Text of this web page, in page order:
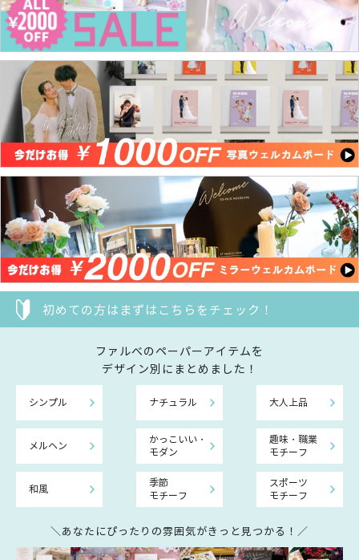
初めての方はまずはこちらをチェック！
ファルべのペーパーアイテムを
デザイン別にまとめました！
シンプル ナチュラル 大人上品
メルヘン
かっこいい・
モダン
趣味・職業
モチーフ
和風
季節
モチーフ
スポーツ
モチーフ
＼あなたにぴったりの雰囲気がきっと見つかる！／